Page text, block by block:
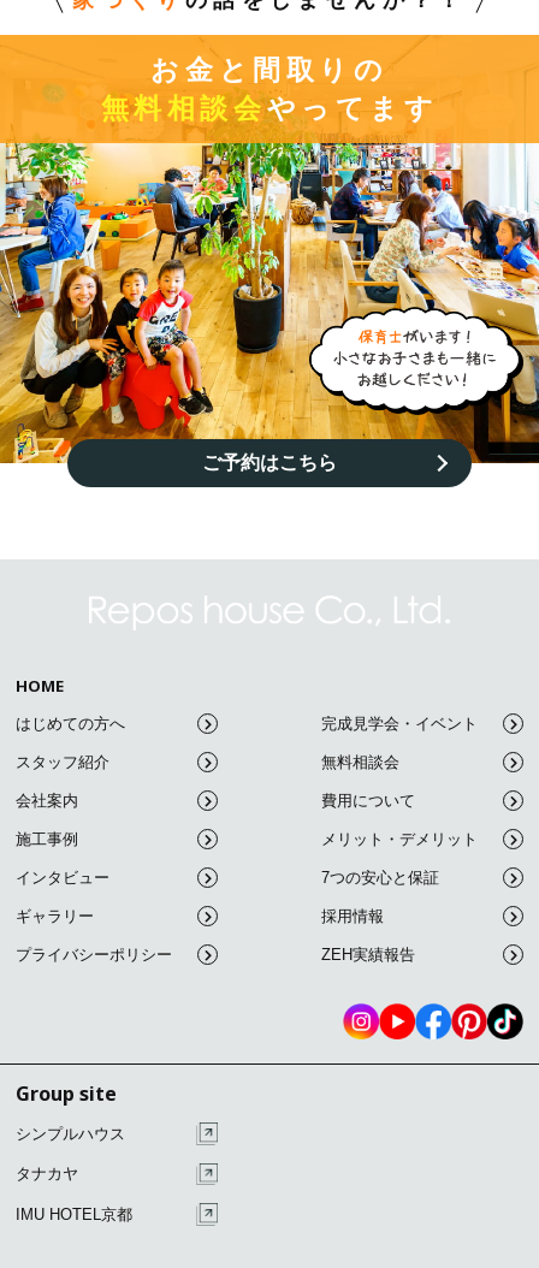
お金と間取りの
無料相談会やってます
ご予約はこちら
HOME
はじめての方へ
スタッフ紹介
会社案内
施工事例
インタビュー
ギャラリー
プライバシーポリシー
完成見学会・イベント
無料相談会
費用について
メリット・デメリット
7つの安心と保証
採用情報
ZEH実績報告
Group site
シンプルハウス
タナカヤ
IMU HOTEL京都